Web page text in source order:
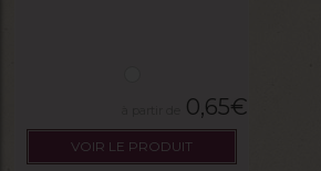
0,65€
VOIR LE PRODUIT